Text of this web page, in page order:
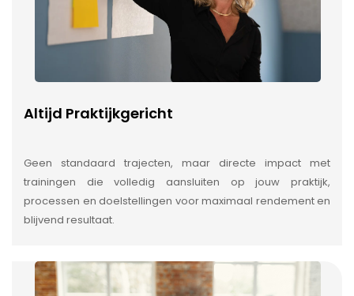
Altijd Praktijkgericht
Geen standaard trajecten, maar directe impact met
trainingen die volledig aansluiten op jouw praktijk,
processen en doelstellingen voor maximaal rendement en
blijvend resultaat.